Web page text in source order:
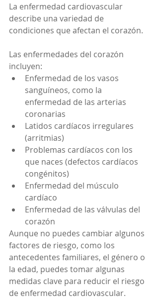
La enfermedad cardiovascular
describe una variedad de
condiciones que afectan el corazón.
Las enfermedades del corazón
incluyen:
Enfermedad de los vasos
sanguíneos, como la
enfermedad de las arterias
coronarias
Latidos cardíacos irregulares
(arritmias)
Problemas cardíacos con los
que naces (defectos cardíacos
congénitos)
Enfermedad del músculo
cardíaco
Enfermedad de las válvulas del
corazón
Aunque no puedes cambiar algunos
factores de riesgo, como los
antecedentes familiares, el género o
la edad, puedes tomar algunas
medidas clave para reducir el riesgo
de enfermedad cardiovascular.